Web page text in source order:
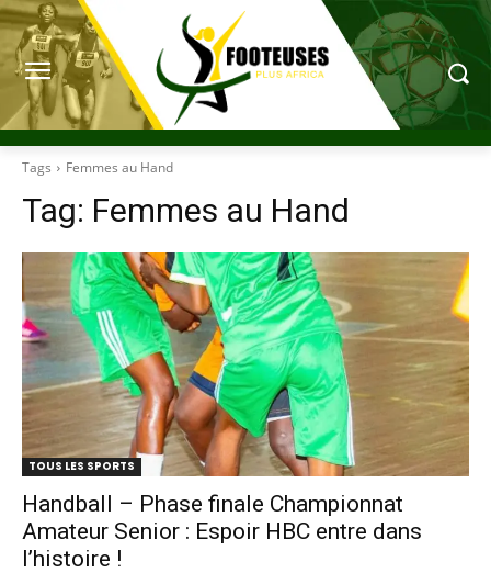
Tags Femmes au Hand
Tag: Femmes au Hand
TOUS LES SPORTS
Handball – Phase finale Championnat
Amateur Senior : Espoir HBC entre dans
l’histoire !